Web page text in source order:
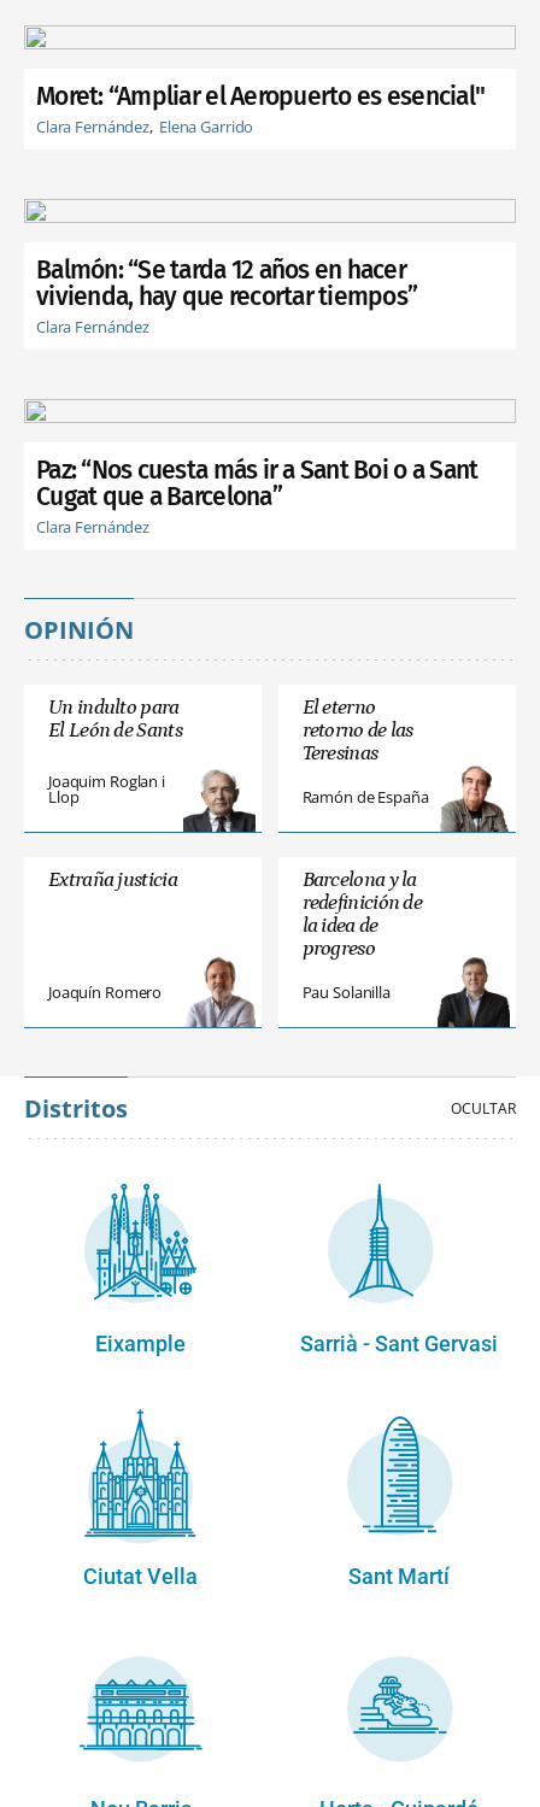
Moret: “Ampliar el Aeropuerto es esencial"
Clara Fernández Elena Garrido
Balmón: “Se tarda 12 años en hacer
vivienda, hay que recortar tiempos”
Clara Fernández
Paz: “Nos cuesta más ir a Sant Boi o a Sant
Cugat que a Barcelona”
Clara Fernández
OPINIÓN
Un indulto para
El León de Sants
Joaquim Roglan i
Llop
El eterno
retorno de las
Teresinas
Ramón de España
Extraña justicia
Joaquín Romero
Barcelona y la
redefinición de
la idea de
progreso
Pau Solanilla
Distritos
Eixample Sarrià - Sant Gervasi
Ciutat Vella Sant Martí